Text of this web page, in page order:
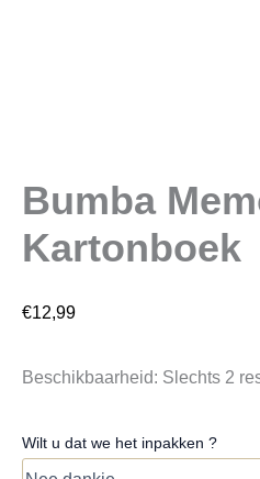
Bumba
Kartonboek
€12,99
Beschikbaarheid: Slechts 2
Wilt u dat we het inpakken ?